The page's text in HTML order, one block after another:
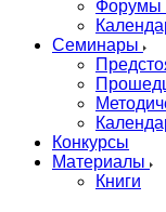
Форумы
Семинары
Конкурсы
Материалы
Книги